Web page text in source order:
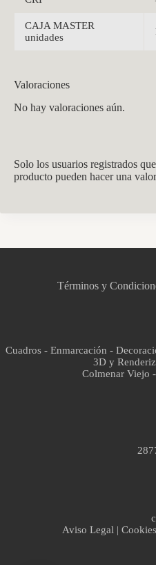
CAJA MASTER
unidades
Valoraciones
No hay valoraciones aún.
Solo los usuarios registrados
producto pueden hacer una
Términos y
Cuadros - Enmarcación -
3D y
Colmenar Viejo
Aviso Legal |Cookies
Asistente virtual · En